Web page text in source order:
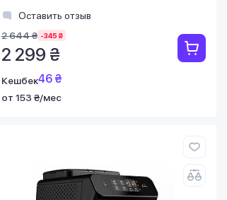
Оставить отзыв
2 644 ₴ -345 ₴
2 299 ₴
Кешбек46 ₴
от 153 ₴/мес